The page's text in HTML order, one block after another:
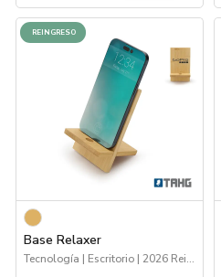
REINGRESO
Base Relaxer
Tecnología | Escritorio | 2026 Reingresos | 2026 Día de la Niñez